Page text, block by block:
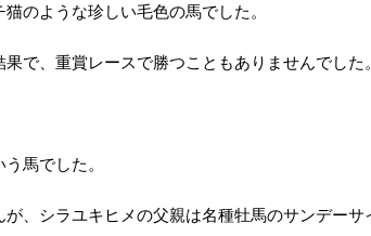
のような珍しい毛色の馬でした。
で、重賞レースで勝つこともありませんでした
馬でした。
、シラユキヒメの父親は名種牡馬のサンデーサ